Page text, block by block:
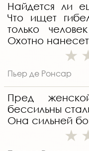
Найдется ли
Что ищет
только
Охотно
Пьер де Ронсар
Пред
бессильны
Она сильней